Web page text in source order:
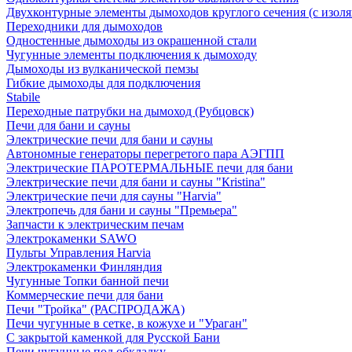
Двухконтурные элементы дымоходов круглого сечения (с
Переходники для дымоходов
Одностенные дымоходы из окрашенной стали
Чугунные элементы подключения к дымоходу
Дымоходы из вулканической пемзы
Гибкие дымоходы для подключения
Stabile
Переходные патрубки на дымоход (Рубцовск)
Печи для бани и сауны
Электрические печи для бани и сауны
Автономные генераторы перегретого пара АЭГПП
Электрические ПАРОТЕРМАЛЬНЫЕ печи для бани
Электрические печи для бани и сауны "Кristina"
Электрические печи для сауны "Harvia"
Электропечь для бани и сауны "Премьера"
Запчасти к электрическим печам
Электрокаменки SAWO
Пульты Управления Harvia
Электрокаменки Финляндия
Чугунные Топки банной печи
Коммерческие печи для бани
Печи "Тройка" (РАСПРОДАЖА)
Печи чугунные в сетке, в кожухе и "Ураган"
С закрытой каменкой для Русской Бани